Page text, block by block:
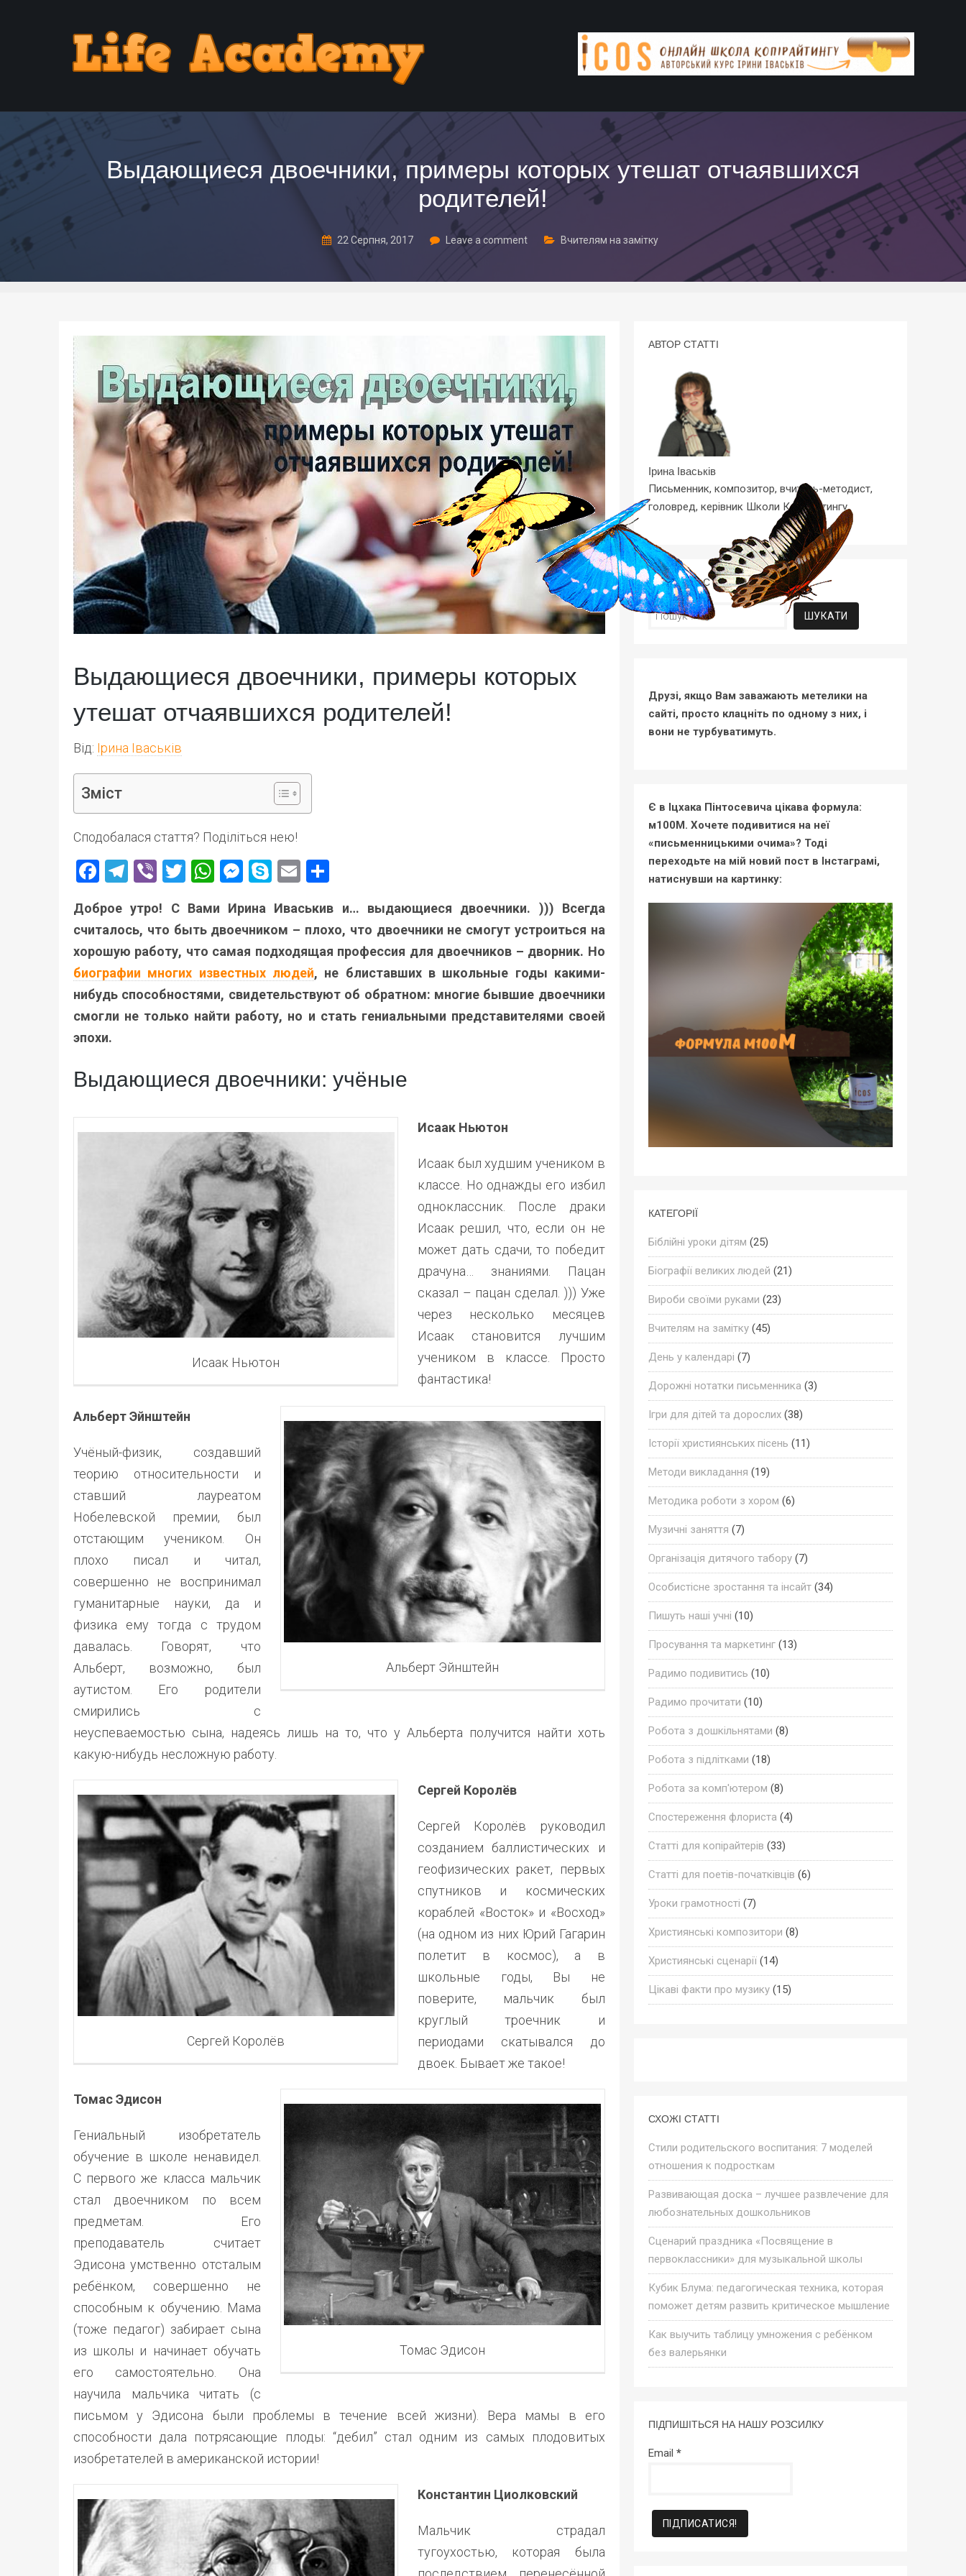
Выдающиеся двоечники, примеры которых утешат отчаявшихся
родителей!
22 Серпня, 2017 Leave a comment Вчителям на замітку
Выдающиеся двоечники, примеры которых
утешат отчаявшихся родителей!
Від: Ірина Іваськів
Зміст
Сподобалася стаття? Поділіться нею!
Facebook
Telegram
ViberTwitter
WhatsApp
Messenger
Skype
Email
Доброе утро! С Вами Ирина Иваськив и… выдающиеся двоечники. ))) Всегда
считалось, что быть двоечником – плохо, что двоечники не смогут устроиться на
хорошую работу, что самая подходящая профессия для двоечников – дворник. Но
биографии многих известных людей, не блиставших в школьные годы какими-
нибудь способностями, свидетельствуют об обратном: многие бывшие двоечники
смогли не только найти работу, но и стать гениальными представителями своей
эпохи.
Выдающиеся двоечники: учёные
Исаак Ньютон
Исаак Ньютон
Исаак был худшим учеником в
классе. Но однажды его избил
одноклассник. После драки
Исаак решил, что, если он не
может дать сдачи, то победит
драчуна… знаниями. Пацан
сказал – пацан сделал. ))) Уже
через несколько месяцев
Исаак становится лучшим
учеником в классе. Просто
фантастика!
Альберт Эйнштейн
Альберт Эйнштейн
Учёный-физик, создавший
теорию относительности и
ставший лауреатом
Нобелевской премии, был
отстающим учеником. Он
плохо писал и читал,
совершенно не воспринимал
гуманитарные науки, да и
физика ему тогда с трудом
давалась. Говорят, что
Альберт, возможно, был
аутистом. Его родители
смирились с
неуспеваемостью сына, надеясь лишь на то, что у Альберта получится найти хоть
какую-нибудь несложную работу.
Сергей Королёв
Сергей Королёв
Сергей Королёв руководил
созданием баллистических и
геофизических ракет, первых
спутников и космических
кораблей «Восток» и «Восход»
(на одном из них Юрий Гагарин
полетит в космос), а в
школьные годы, Вы не
поверите, мальчик был
круглый троечник и
периодами скатывался до
двоек. Бывает же такое!
Томас Эдисон
Томас Эдисон
Гениальный изобретатель
обучение в школе ненавидел.
С первого же класса мальчик
стал двоечником по всем
предметам. Его
преподаватель считает
Эдисона умственно отсталым
ребёнком, совершенно не
способным к обучению. Мама
(тоже педагог) забирает сына
из школы и начинает обучать
его самостоятельно. Она
научила мальчика читать (с
письмом у Эдисона были проблемы в течение всей жизни). Вера мамы в его
способности дала потрясающие плоды: “дебил” стал одним из самых плодовитых
изобретателей в американской истории!
Константин Циолковский
Мальчик страдал
тугоухостью, которая была
АВТОР СТАТТІ
Ірина Іваськів
Письменник, композитор, вчитель-методист,
головред, керівник Школи Копірайтингу
ПОШУК ЗА СТАТТЯМИ
Пошук:
Друзі, якщо Вам заважають метелики на
сайті, просто клацніть по одному з них, і
вони не турбуватимуть.
Є в Іцхака Пінтосевича цікава формула:
м100М. Хочете подивитися на неї
«письменницькими очима»? Тоді
переходьте на мій новий пост в Інстаграмі,
натиснувши на картинку:
КАТЕГОРІЇ
Біблійні уроки дітям (25)
Біографії великих людей (21)
Вироби своїми руками (23)
Вчителям на замітку(45)
День у календарі (7)
Дорожні нотатки письменника (3)
Ігри для дітей та дорослих(38)
Історії християнських пісень (11)
Методи викладання (19)
Методика роботи з хором (6)
Музичні заняття (7)
Організація дитячого табору(7)
Особистісне зростання та інсайт(34)
Пишуть наші учні (10)
Просування та маркетинг(13)
Радимо подивитись (10)
Радимо прочитати (10)
Робота з дошкільнятами (8)
Робота з підлітками (18)
Робота за комп'ютером (8)
Спостереження флориста (4)
Статті для копірайтерів (33)
Статті для поетів-початківців (6)
Уроки грамотності (7)
Християнські композитори (8)
Християнські сценарії(14)
Цікаві факти про музику(15)
СХОЖІ СТАТТІ
Стили родительского воспитания: 7 моделей
отношения к подросткам
Развивающая доска – лучшее развлечение для
любознательных дошкольников
Сценарий праздника «Посвящение в
первоклассники» для музыкальной школы
Кубик Блума: педагогическая техника, которая
поможет детям развить критическое мышление
Как выучить таблицу умножения с ребёнком
без валерьянки
ПІДПИШІТЬСЯ НА НАШУ РОЗСИЛКУ
Email *